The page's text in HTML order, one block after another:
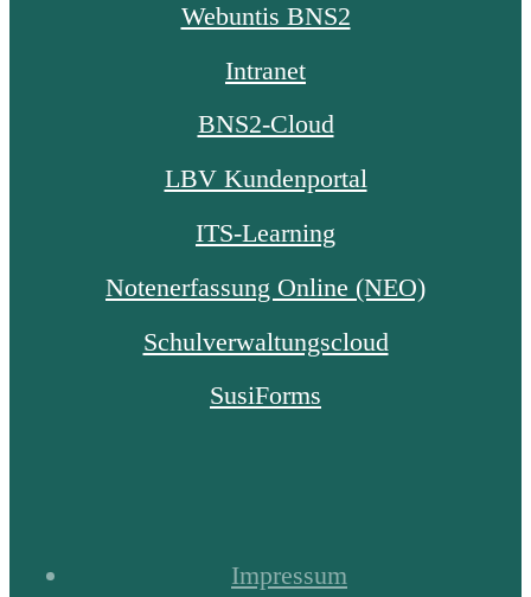
Webuntis BNS2
Intranet
BNS2-Cloud
LBV Kundenportal
ITS-Learning
Notenerfassung Online (NEO)
Schulverwaltungscloud
SusiForms
Impressum